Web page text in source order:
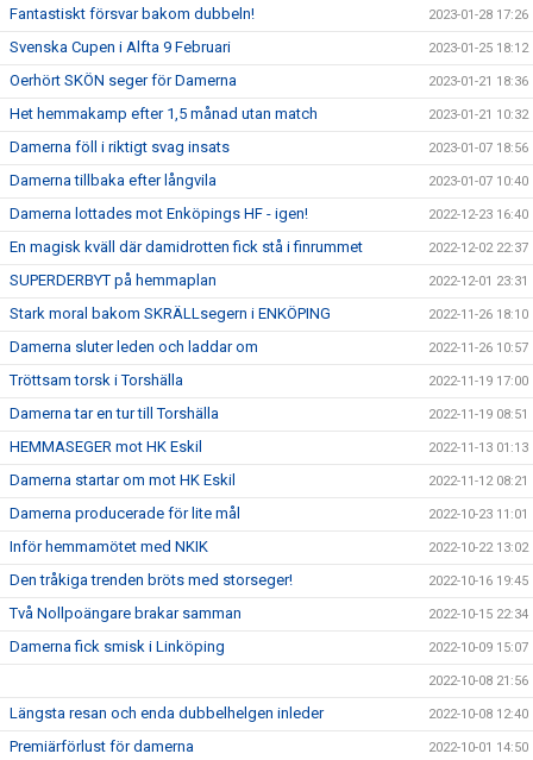
Fantastiskt försvar bakom dubbeln! 2023-01-28 17:26
Svenska Cupen i Alfta 9 Februari 2023-01-25 18:12
Oerhört SKÖN seger för Damerna 2023-01-21 18:36
Het hemmakamp efter 1,5 månad utan match 2023-01-21 10:32
Damerna föll i riktigt svag insats 2023-01-07 18:56
Damerna tillbaka efter långvila 2023-01-07 10:40
Damerna lottades mot Enköpings HF - igen! 2022-12-23 16:40
En magisk kväll där damidrotten fick stå i finrummet 2022-12-02 22:37
SUPERDERBYT på hemmaplan 2022-12-01 23:31
Stark moral bakom SKRÄLLsegern i ENKÖPING 2022-11-26 18:10
Damerna sluter leden och laddar om 2022-11-26 10:57
Tröttsam torsk i Torshälla 2022-11-19 17:00
Damerna tar en tur till Torshälla 2022-11-19 08:51
HEMMASEGER mot HK Eskil 2022-11-13 01:13
Damerna startar om mot HK Eskil 2022-11-12 08:21
Damerna producerade för lite mål 2022-10-23 11:01
Inför hemmamötet med NKIK 2022-10-22 13:02
Den tråkiga trenden bröts med storseger! 2022-10-16 19:45
Två Nollpoängare brakar samman 2022-10-15 22:34
Damerna fick smisk i Linköping 2022-10-09 15:07
2022-10-08 21:56
Längsta resan och enda dubbelhelgen inleder 2022-10-08 12:40
Premiärförlust för damerna 2022-10-01 14:50